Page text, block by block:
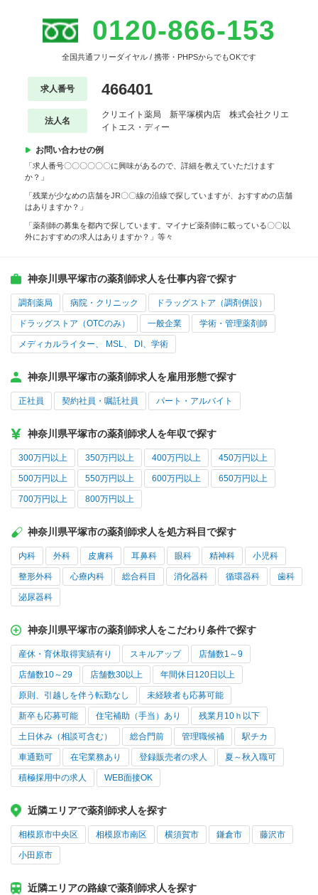
0120-866-153
全国共通フリーダイヤル / 携帯・PHPSからでもOKです
求人番号 466401
法人名
クリエイト薬局 新平塚横内店 株式会社クリエ
イトエス・ディー
お問い合わせの例
「求人番号〇〇〇〇〇〇に興味があるので、詳細を教えていただけます
か？」
「残業が少なめの店舗をJR〇〇線の沿線で探していますが、おすすめの店舗
はありますか？」
「薬剤師の募集を都内で探しています。マイナビ薬剤師に載っている〇〇以
外におすすめの求人はありますか？」等々
神奈川県平塚市の薬剤師求人を仕事内容で探す
調剤薬局 病院・クリニック ドラッグストア（調剤併設）
ドラッグストア（OTCのみ） 一般企業 学術・管理薬剤師
メディカルライター、 MSL、 DI、学術
神奈川県平塚市の薬剤師求人を雇用形態で探す
正社員 契約社員・嘱託社員 パート・アルバイト
神奈川県平塚市の薬剤師求人を年収で探す
300万円以上 350万円以上 400万円以上 450万円以上
500万円以上 550万円以上 600万円以上 650万円以上
700万円以上 800万円以上
神奈川県平塚市の薬剤師求人を処方科目で探す
内科 外科 皮膚科 耳鼻科 眼科 精神科 小児科
整形外科 心療内科 総合科目 消化器科 循環器科 歯科
泌尿器科
神奈川県平塚市の薬剤師求人をこだわり条件で探す
産休・育休取得実績有り スキルアップ 店舗数1～9
店舗数10～29 店舗数30以上 年間休日120日以上
原則、引越しを伴う転勤なし 未経験者も応募可能
新卒も応募可能 住宅補助（手当）あり 残業月10ｈ以下
土日休み（相談可含む） 総合門前 管理職候補 駅チカ
車通勤可 在宅業務あり 登録販売者の求人 夏～秋入職可
積極採用中の求人 WEB面接OK
近隣エリアで薬剤師求人を探す
相模原市中央区 相模原市南区 横須賀市 鎌倉市 藤沢市
小田原市
近隣エリアの路線で薬剤師求人を探す